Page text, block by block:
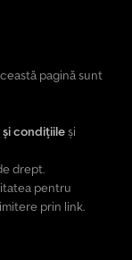
pagină sunt
și condițiileși
drept.
pentru
prin link.